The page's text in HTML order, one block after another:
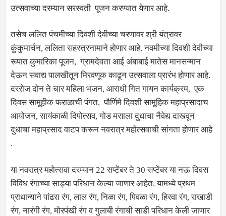
उत्सवाच्या दरम्यान सरस्वती पूजन करण्यात येणार आहे.
तसेच ललित पंचमीच्या दिवशी देवीच्या चरणावर श्री यंत्रावर
कुंकुमार्चन, ललिता सहस्त्रनामाने होणार आहे. नवमीच्या दिवशी देवीच्या
रूपात कुमारिका पूजन, ग्रामदेवता आई अंबाबाई मातेस मानसन्मान
देऊन सवाद्य पालखीतून मिरवणूक काढून उत्सवाला प्रारंभ होणार आहे.
दररोज दोन ते चार महिला भजन, आराधी गित गायन कार्यक्रम, एक
दिवस सामूहीक फराळाची पंगत, पौर्णिमे दिवशी सामूहिक महाप्रसादाच
आयोजन, सायंकाळी दिपोत्सव, गोड मसाला दुधाचा नैवेद्य दाखवून
दुधाचा महाप्रसाद वाटप करून नवरात्र महोत्सवाची सांगता होणार आहे
.
या नवरात्र महोत्सवा दरम्यान 22 सप्टेंबर ते 30 सप्टेंबर या नऊ दिवस
विविध रंगाच्या साड्या परिधान केल्या जाणार आहेत. यामध्ये प्रथम
प्राधान्याने पांढरा रंग, लाल रंग, निळा रंग, पिवळा रंग, हिरवा रंग, राखाडी
रंग, नारंगी रंग, मोरपंखी रंग व गुलाबी रंगाची साडी परिधान केली जाणार